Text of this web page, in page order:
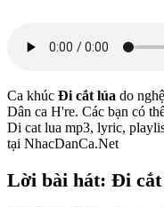
Ca khúc Đi cắt lúa do
Dân ca H're. Các bạn có
Di cat lua mp3, lyric,
tại NhacDanCa.Net
Lời bài hát: Đi